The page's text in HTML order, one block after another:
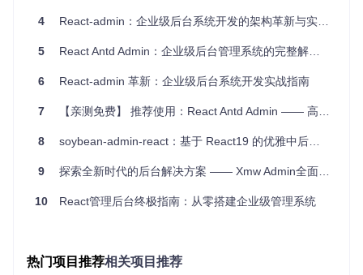
2.3 灵活权限控制模块
React-admin 提供完整权限控制体系，支持角色基础访问控制
业数据安全。
2.4 深度定制主题模块
应式布局调整，让系统符合企业品牌形象并适配不同设备。
3 场景实践：从数据管理到业务决策
辑、创建界面，支持商品信息的增删改查，还可通过数据表格
的排序、筛选功能，快速找到所需商品数据。
4 React-admin：企业级后台系统开发的架构革新与实践指南
5 React Antd Admin：企业级后台管理系统的完整解决方案
6 React-admin 革新：企业级后台系统开发实战指南
7 【亲测免费】 推荐使用：React Antd Admin —— 高效的React企业级管理平台模板
8 soybean-admin-react：基于 React19 的优雅中后台模板
9 探索全新时代的后台解决方案 —— Xmw Admin全面解析
10 React管理后台终极指南：从零搭建企业级管理系统
热门项目推荐相关项目推荐